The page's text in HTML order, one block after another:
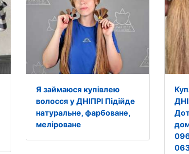
Я займаюся купівлею
волосся у ДНІПРІ Підійде
натуральне, фарбоване,
меліроване